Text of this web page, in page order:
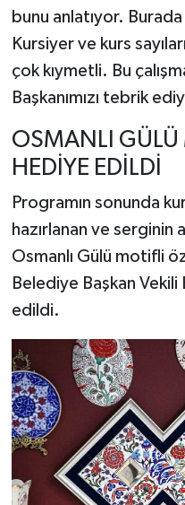
bunu anlatıyor.
Kursiyer ve kurs
çok kıymetli. Bu
Başkanımızı tebrik
OSMANLI GÜLÜ
HEDİYE EDİLDİ
Programın sonunda
hazırlanan ve serginin
Osmanlı Gülü motifli
Belediye Başkan
edildi.